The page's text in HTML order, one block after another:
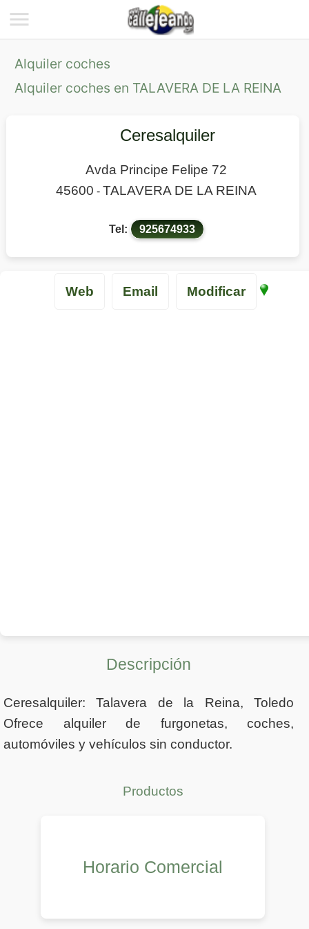
Alquiler coches
Alquiler coches en TALAVERA DE LA REINA
Ceresalquiler
Avda Principe Felipe 72
45600 - TALAVERA DE LA REINA
Tel: 925674933
Web Email Modificar
Descripción
Ceresalquiler: Talavera de la Reina, Toledo
Ofrece alquiler de furgonetas, coches,
automóviles y vehículos sin conductor.
Productos
Horario Comercial